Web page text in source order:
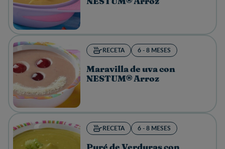
RECETA 6 - 8 MESES
Maravilla de uva con
NESTUM® Arroz
RECETA 6 - 8 MESES
Puré de Verduras con